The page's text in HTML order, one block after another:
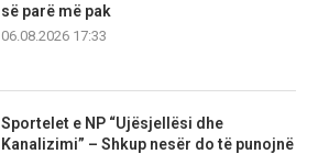
së parë më pak
06.08.2026 17:33
Sportelet e NP “Ujësjellësi dhe
Kanalizimi” – Shkup nesër do të punojnë